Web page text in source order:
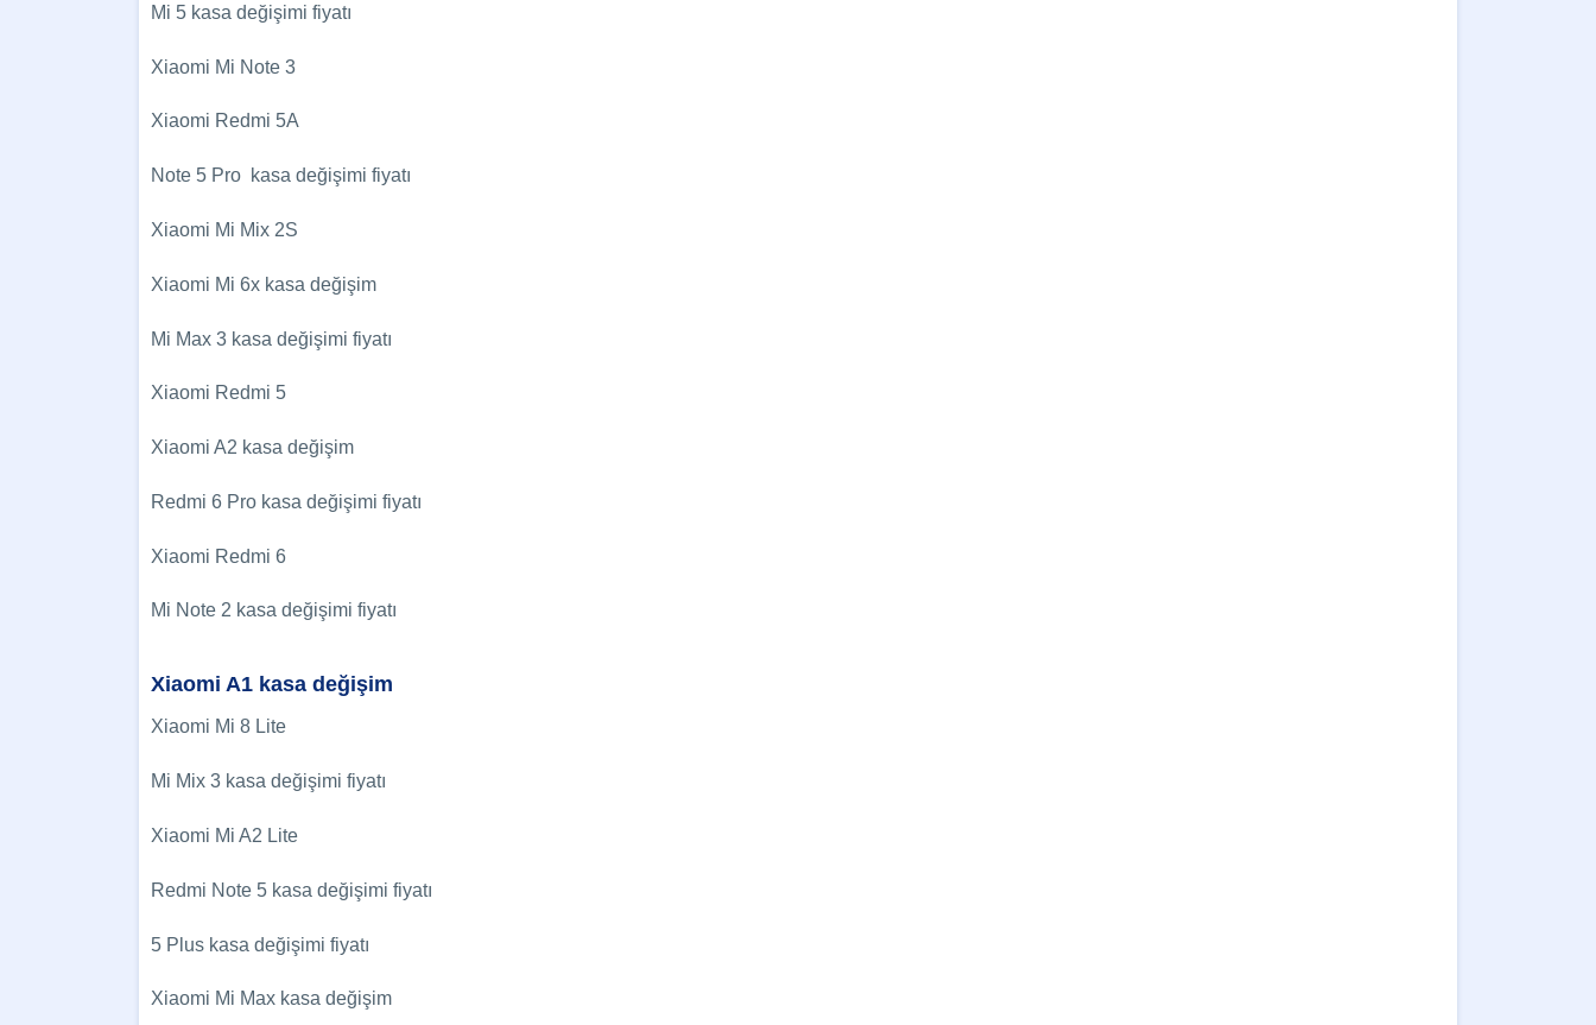
Mi 5 kasa değişimi fiyatı
Xiaomi Mi Note 3
Xiaomi Redmi 5A
Note 5 Pro kasa değişimi fiyatı
Xiaomi Mi Mix 2S
Xiaomi Mi 6x kasa değişim
Mi Max 3 kasa değişimi fiyatı
Xiaomi Redmi 5
Xiaomi A2 kasa değişim
Redmi 6 Pro kasa değişimi fiyatı
Xiaomi Redmi 6
Mi Note 2 kasa değişimi fiyatı
Xiaomi A1 kasa değişim
Xiaomi Mi 8 Lite
Mi Mix 3 kasa değişimi fiyatı
Xiaomi Mi A2 Lite
Redmi Note 5 kasa değişimi fiyatı
5 Plus kasa değişimi fiyatı
Xiaomi Mi Max kasa değişim